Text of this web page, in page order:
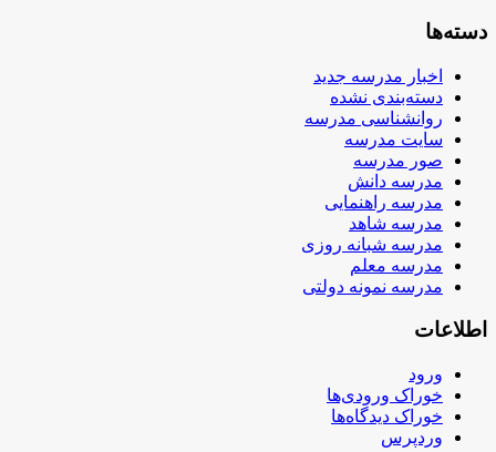
دسته‌ها
اخبار مدرسه جدید
دسته‌بندی نشده
روانشناسی مدرسه
سایت مدرسه
صور مدرسه
مدرسه دانش
مدرسه راهنمایی
مدرسه شاهد
مدرسه شبانه روزی
مدرسه معلم
مدرسه نمونه دولتی
اطلاعات
ورود
خوراک ورودی‌ها
خوراک دیدگاه‌ها
وردپرس